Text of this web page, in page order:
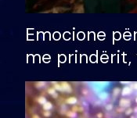
Emocione
me prindërit,
divorci apo